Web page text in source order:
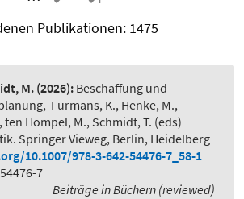
Publikationen: 1475
M. (2026): Beschaffung und
, Furmans, K., Henke, M.,
ten Hompel, M., Schmidt, T. (eds)
Springer Vieweg, Berlin, Heidelberg
10.1007/978-3-642-54476-7_58-1
7
Beiträge in Büchern (reviewed)